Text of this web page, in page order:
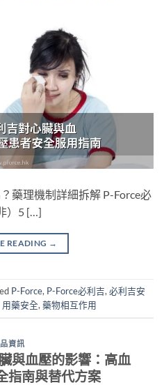
藥理機制詳細拆解 P-Force必
）5 […]
READING →
P-Force, P-Force必利吉,必利吉安
用藥安全,藥物相互作用
資訊
與血壓的影響：高血
指南與替代方案